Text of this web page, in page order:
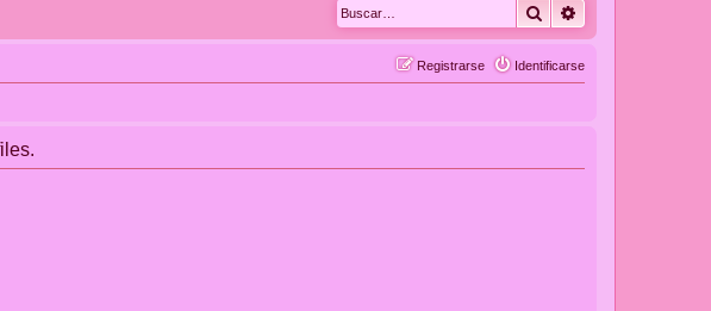
Buscar
Identificarse
Registrarse